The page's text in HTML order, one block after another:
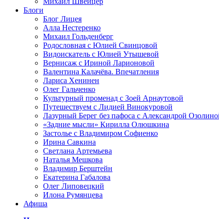
Блоги
Блог Лицея
Алла Нестеренко
Михаил Гольденберг
Родословная с Юлией Свинцовой
Видоискатель с Юлией Утышевой
Вернисаж с Ириной Ларионовой
Валентина Калачёва. Впечатления
Лариса Хенинен
Олег Гальченко
Культурный променад с Зоей Арнаутовой
Путешествуем с Лидией Винокуровой
Лазурный Берег без пафоса с Александрой
«Задние мысли» Кирилла Олюшкина
Застолье с Владимиром Софиенко
Ирина Савкина
Светлана Артемьева
Наталья Мешкова
Владимир Берштейн
Екатерина Габалова
Олег Липовецкий
Илона Румянцева
Афиша